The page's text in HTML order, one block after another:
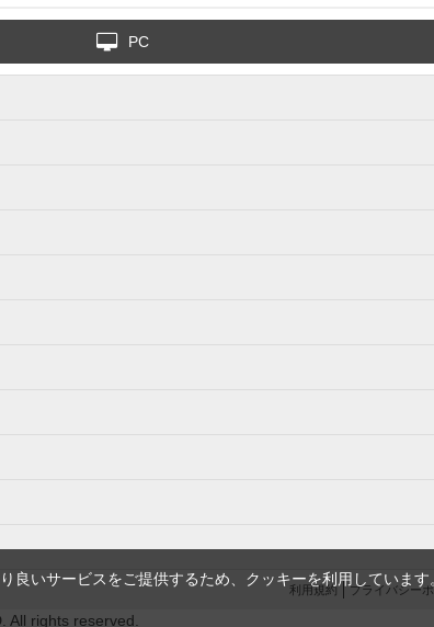
PC
利用規約 プライバシー
All rights reserved.
良いサービスをご提供するため、クッキーを利用していま